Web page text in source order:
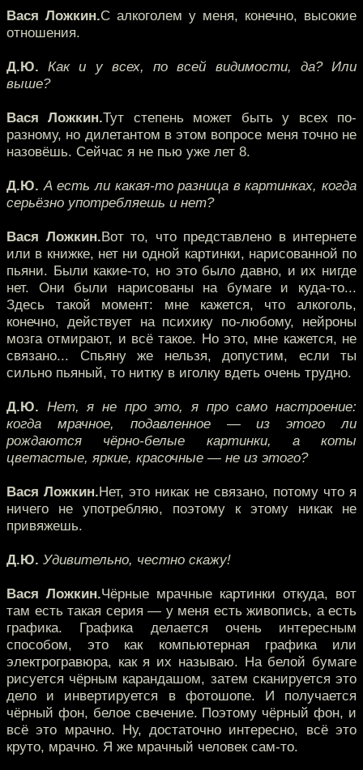
Вася Ложкин.С алкоголем у меня, конечно, высокие
отношения.
Д.Ю. Как и у всех, по всей видимости, да? Или
выше?
Вася Ложкин.Тут степень может быть у всех по-
разному, но дилетантом в этом вопросе меня точно не
назовёшь. Сейчас я не пью уже лет 8.
Д.Ю. А есть ли какая-то разница в картинках, когда
серьёзно употребляешь и нет?
Вася Ложкин.Вот то, что представлено в интернете
или в книжке, нет ни одной картинки, нарисованной по
пьяни. Были какие-то, но это было давно, и их нигде
нет. Они были нарисованы на бумаге и куда-то...
Здесь такой момент: мне кажется, что алкоголь,
конечно, действует на психику по-любому, нейроны
мозга отмирают, и всё такое. Но это, мне кажется, не
связано... Спьяну же нельзя, допустим, если ты
сильно пьяный, то нитку в иголку вдеть очень трудно.
Д.Ю. Нет, я не про это, я про само настроение:
когда мрачное, подавленное — из этого ли
рождаются чёрно-белые картинки, а коты
цветастые, яркие, красочные — не из этого?
Вася Ложкин.Нет, это никак не связано, потому что я
ничего не употребляю, поэтому к этому никак не
привяжешь.
Д.Ю. Удивительно, честно скажу!
Вася Ложкин.Чёрные мрачные картинки откуда, вот
там есть такая серия — у меня есть живопись, а есть
графика. Графика делается очень интересным
способом, это как компьютерная графика или
электрогравюра, как я их называю. На белой бумаге
рисуется чёрным карандашом, затем сканируется это
дело и инвертируется в фотошопе. И получается
чёрный фон, белое свечение. Поэтому чёрный фон, и
всё это мрачно. Ну, достаточно интересно, всё это
круто, мрачно. Я же мрачный человек сам-то.